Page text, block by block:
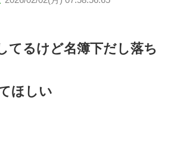
てるけど名簿下だし落ち
ほしい